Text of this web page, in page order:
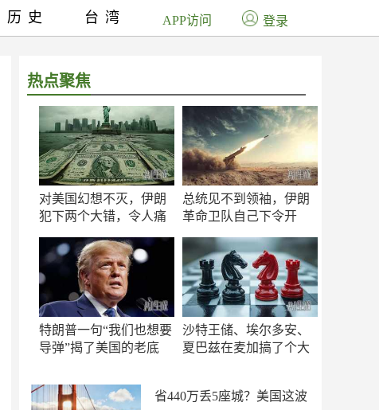
热点聚焦
对美国幻想不灭，伊朗
犯下两个大错，令人痛
总统见不到领袖，伊朗
革命卫队自己下令开
特朗普一句“我们也想要
导弹”揭了美国的老底
沙特王储、埃尔多安、
夏巴兹在麦加搞了个大
省440万丢5座城？美国这波
历史 台湾 APP访问 登录